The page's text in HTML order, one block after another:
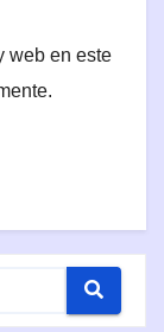
web en este